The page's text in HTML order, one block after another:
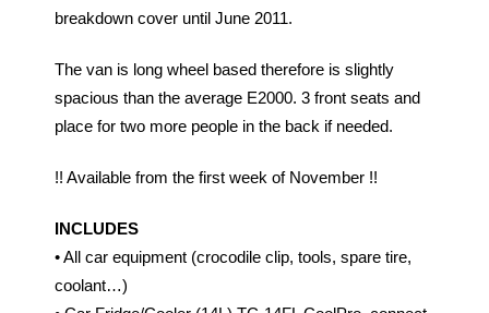
breakdown cover until June 2011.
The van is long wheel based therefore is slightly
spacious than the average E2000. 3 front seats and
place for two more people in the back if needed.
!! Available from the first week of November !!
INCLUDES
• All car equipment (crocodile clip, tools, spare tire,
coolant…)